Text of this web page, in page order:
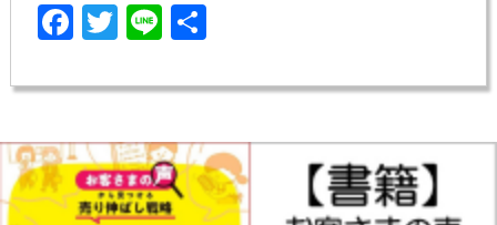
Facebook
Twitter
Line